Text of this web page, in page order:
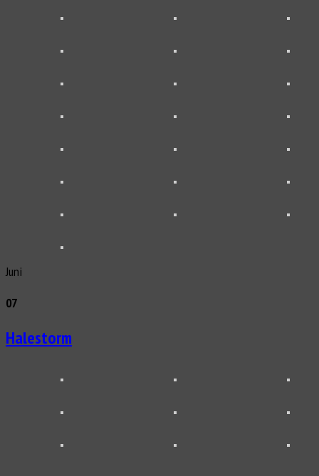
Juni
07
Halestorm